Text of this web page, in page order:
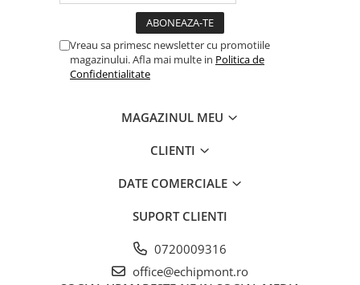
Vreau sa primesc newsletter cu promotiile
magazinului. Afla mai multe in Politica de
Confidentialitate
MAGAZINUL MEU
CLIENTI
DATE COMERCIALE
SUPORT CLIENTI
0720009316
office@echipmont.ro